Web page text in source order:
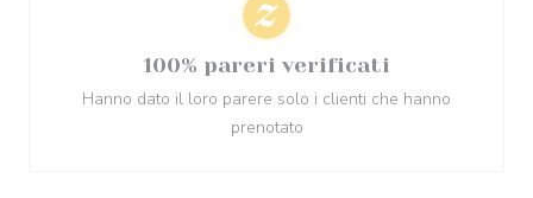
100% pareri verificati
Hanno dato il loro parere solo i clienti che hanno
prenotato